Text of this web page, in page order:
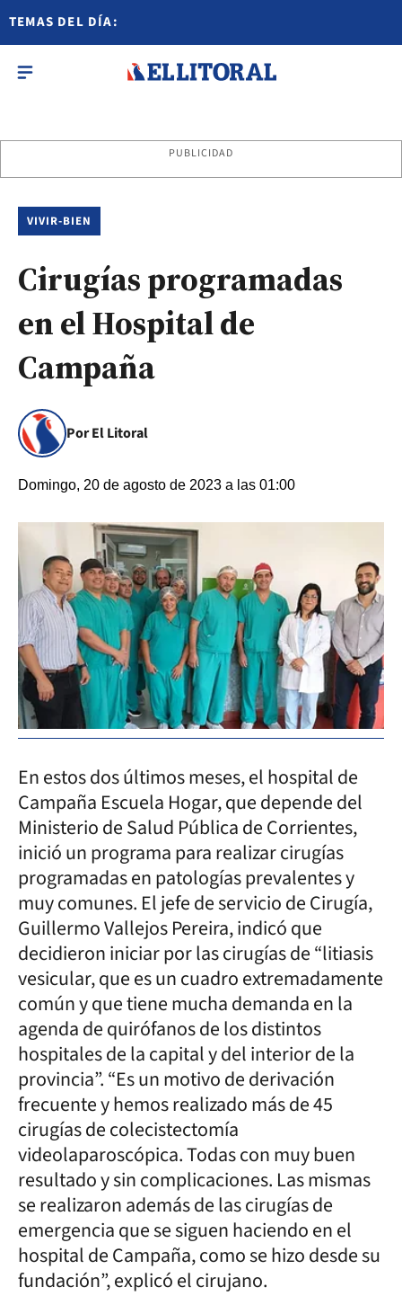
TEMAS DEL DÍA:
PUBLICIDAD
VIVIR-BIEN
Cirugías programadas
en el Hospital de
Campaña
Por El Litoral
Domingo, 20 de agosto de 2023 a las 01:00
En estos dos últimos meses, el hospital de
Campaña Escuela Hogar, que depende del
Ministerio de Salud Pública de Corrientes,
inició un programa para realizar cirugías
programadas en patologías prevalentes y
muy comunes. El jefe de servicio de Cirugía,
Guillermo Vallejos Pereira, indicó que
decidieron iniciar por las cirugías de “litiasis
vesicular, que es un cuadro extremadamente
común y que tiene mucha demanda en la
agenda de quirófanos de los distintos
hospitales de la capital y del interior de la
provincia”. “Es un motivo de derivación
frecuente y hemos realizado más de 45
cirugías de colecistectomía
videolaparoscópica. Todas con muy buen
resultado y sin complicaciones. Las mismas
se realizaron además de las cirugías de
emergencia que se siguen haciendo en el
hospital de Campaña, como se hizo desde su
fundación”, explicó el cirujano.